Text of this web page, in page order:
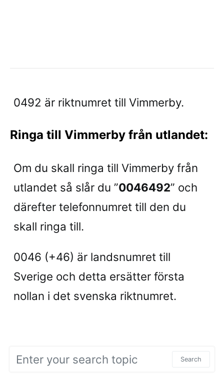
0492 är riktnumret till Vimmerby.
Ringa till Vimmerby från utlandet:
Om du skall ringa till Vimmerby från
utlandet så slår du ”0046492” och
därefter telefonnumret till den du
skall ringa till.
0046 (+46) är landsnumret till
Sverige och detta ersätter första
nollan i det svenska riktnumret.
Search